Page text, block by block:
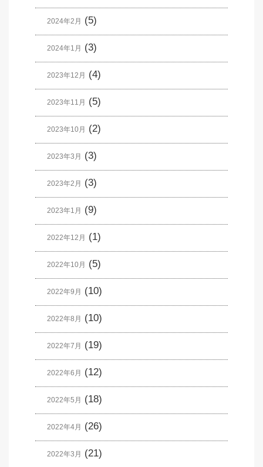
2024年2月 (5)
2024年1月 (3)
2023年12月 (4)
2023年11月 (5)
2023年10月 (2)
2023年3月 (3)
2023年2月 (3)
2023年1月 (9)
2022年12月 (1)
2022年10月 (5)
2022年9月 (10)
2022年8月 (10)
2022年7月 (19)
2022年6月 (12)
2022年5月 (18)
2022年4月 (26)
2022年3月 (21)